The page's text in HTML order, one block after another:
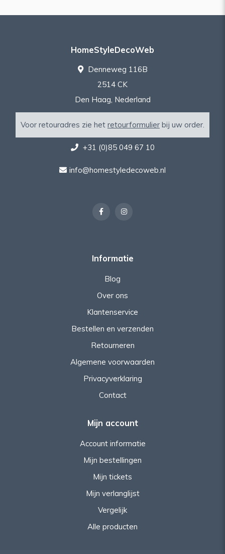
HomeStyleDecoWeb
Denneweg 116B
2514 CK
Den Haag, Nederland
Voor retouradres zie het retourformulier bij uw order.
+31 (0)85 049 67 10
info@homestyledecoweb.nl
Informatie
Blog
Over ons
Klantenservice
Bestellen en verzenden
Retourneren
Algemene voorwaarden
Privacyverklaring
Contact
Mijn account
Account informatie
Mijn bestellingen
Mijn tickets
Mijn verlanglijst
Vergelijk
Alle producten